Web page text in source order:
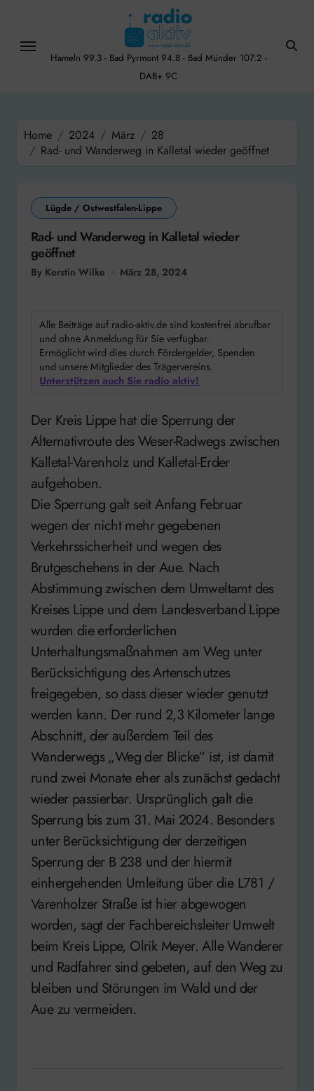
content
Hameln 99.3 - Bad Pyrmont 94.8 - Bad Münder 107.2 -
DAB+ 9C
Home 2024 März
28
Rad- und Wanderweg in Kalletal wieder geöffnet
Lügde / Ostwestfalen-Lippe
Rad- und Wanderweg in Kalletal wieder
geöffnet
By Kerstin Wilke März 28, 2024
Alle Beiträge auf radio-aktiv.de sind kostenfrei abrufbar
und ohne Anmeldung für Sie verfügbar.
Ermöglicht wird dies durch Fördergelder, Spenden
und unsere Mitglieder des Trägervereins.
Unterstützen auch Sie radio aktiv!
Der Kreis Lippe hat die Sperrung der
Alternativroute des Weser-Radwegs zwischen
Kalletal-Varenholz und Kalletal-Erder
aufgehoben.
Die Sperrung galt seit Anfang Februar
wegen der nicht mehr gegebenen
Verkehrssicherheit und wegen des
Brutgeschehens in der Aue. Nach
Abstimmung zwischen dem Umweltamt des
Kreises Lippe und dem Landesverband Lippe
wurden die erforderlichen
Unterhaltungsmaßnahmen am Weg unter
Berücksichtigung des Artenschutzes
freigegeben, so dass dieser wieder genutzt
werden kann. Der rund 2,3 Kilometer lange
Abschnitt, der außerdem Teil des
Wanderwegs „Weg der Blicke“ ist, ist damit
rund zwei Monate eher als zunächst gedacht
wieder passierbar. Ursprünglich galt die
Sperrung bis zum 31. Mai 2024. Besonders
unter Berücksichtigung der derzeitigen
Sperrung der B 238 und der hiermit
einhergehenden Umleitung über die L781 /
Varenholzer Straße ist hier abgewogen
worden, sagt der Fachbereichsleiter Umwelt
beim Kreis Lippe, Olrik Meyer. Alle Wanderer
und Radfahrer sind gebeten, auf den Weg zu
bleiben und Störungen im Wald und der
Aue zu vermeiden.